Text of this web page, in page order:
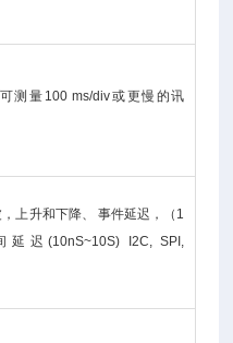
测量100 ms/div或更慢的讯
上升和下降、 事件延迟，（1
迟(10nS~10S) I2C, SPI,